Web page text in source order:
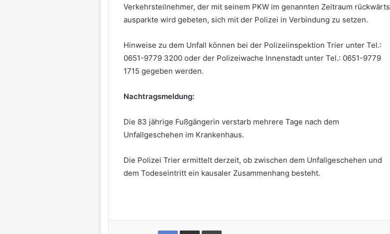
Verkehrsteilnehmer, der mit seinem PKW im genannten Zeitraum rückwärts
ausparkte wird gebeten, sich mit der Polizei in Verbindung zu setzen.
Hinweise zu dem Unfall können bei der Polizeiinspektion Trier unter Tel.:
0651-9779 3200 oder der Polizeiwache Innenstadt unter Tel.: 0651-9779
1715 gegeben werden.
Nachtragsmeldung:
Die 83 jährige Fußgängerin verstarb mehrere Tage nach dem
Unfallgeschehen im Krankenhaus.
Die Polizei Trier ermittelt derzeit, ob zwischen dem Unfallgeschehen und
dem Todeseintritt ein kausaler Zusammenhang besteht.